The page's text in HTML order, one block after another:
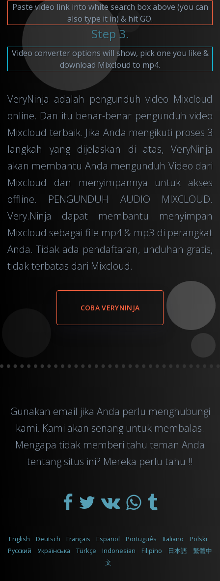
Paste video link into white search box above (you can
also type it in) & hit GO.
Step 3.
Video converter options will show, pick one you like &
download Mixcloud to mp4.
VeryNinja adalah pengunduh video Mixcloud
online. Dan itu benar-benar pengunduh video
Mixcloud terbaik. Jika Anda mengikuti proses 3
langkah yang dijelaskan di atas, VeryNinja
akan membantu Anda mengunduh Video dari
Mixcloud dan menyimpannya untuk akses
offline. PENGUNDUH AUDIO MIXCLOUD.
Very.Ninja dapat membantu menyimpan
Mixcloud sebagai file mp4 & mp3 di perangkat
Anda. Tidak ada pendaftaran, unduhan gratis,
tidak terbatas dari Mixcloud.
COBA VERYNINJA
Gunakan email jika Anda perlu menghubungi
kami. Kami akan senang untuk membalas.
Mengapa tidak memberi tahu teman Anda
tentang situs ini? Mereka perlu tahu !!
English Deutsch Français Español Português Italiano
Polski
Русский
Українська Türkçe Indonesian Filipino 日本語
繁體中
文